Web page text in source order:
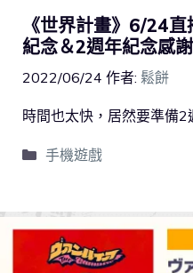
《世界計畫》6/24
紀念＆2週年紀念感
2022/06/24 作者: 鬆餅
時間也太快，居然要準備2
手機遊戲